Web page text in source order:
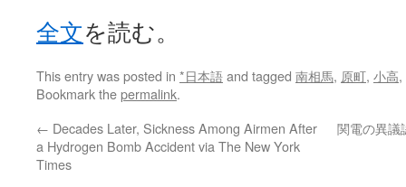
全文を読む。
This entry was posted in *日本語and tagged 南相馬, 原町, 小高,
Bookmark thepermalink.
← Decades Later, Sickness Among Airmen After
a Hydrogen Bomb Accident via The New York
Times
関電の異議